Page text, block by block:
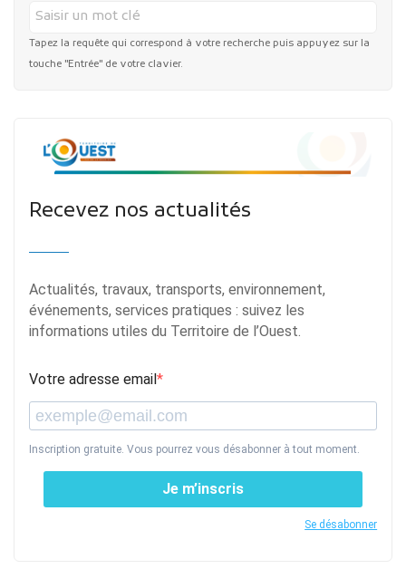
Tapez la requête qui correspond à votre recherche puis appuyez sur la
touche "Entrée" de votre clavier.
Recevez nos actualités
Actualités, travaux, transports, environnement,
événements, services pratiques : suivez les
informations utiles du Territoire de l’Ouest.
Votre adresse email
Inscription gratuite. Vous pourrez vous désabonner à tout moment.
Je m’inscris
Se désabonner